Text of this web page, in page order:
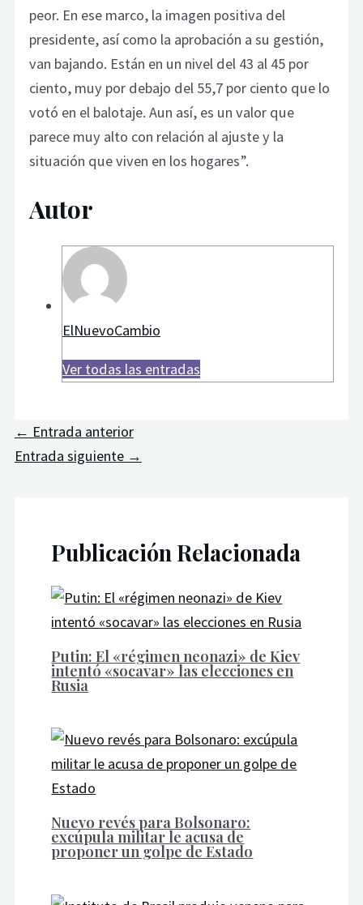
peor. En ese marco, la imagen positiva del
presidente, así como la aprobación a su gestión,
van bajando. Están en un nivel del 43 al 45 por
ciento, muy por debajo del 55,7 por ciento que lo
votó en el balotaje. Aun así, es un valor que
parece muy alto con relación al ajuste y la
situación que viven en los hogares”.
Autor
ElNuevoCambio
Ver todas las entradas
← Entrada anterior
Entrada siguiente →
Publicación Relacionada
Putin: El «régimen neonazi» de Kiev
intentó «socavar» las elecciones en
Rusia
Nuevo revés para Bolsonaro:
excúpula militar le acusa de
proponer un golpe de Estado